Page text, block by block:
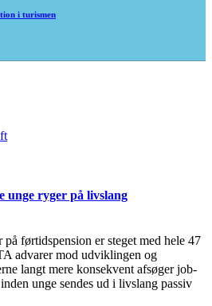
i turismen
unge ryger på livslang
førtidspension er steget med hele 47
advarer mod udviklingen og
langt mere konsekvent afsøger job-
unge sendes ud i livslang passiv